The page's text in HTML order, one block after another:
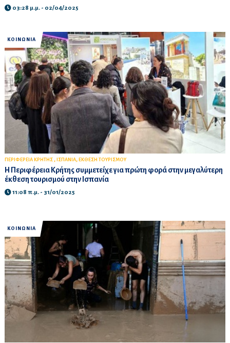
03:28 μ.μ. - 02/04/2025
ΚΟΙΝΩΝΙΑ
ΠΕΡΙΦΕΡΕΙΑ ΚΡΗΤΗΣ , ΙΣΠΑΝΙΑ, ΕΚΘΕΣΗ ΤΟΥΡΙΣΜΟΥ
Η Περιφέρεια Κρήτης συμμετείχε για πρώτη φορά στην μεγαλύτερη
έκθεση τουρισμού στην Ισπανία
11:08 π.μ. - 31/01/2025
ΚΟΙΝΩΝΙΑ